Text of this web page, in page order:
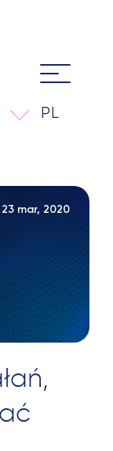
PL
23 mar, 2020